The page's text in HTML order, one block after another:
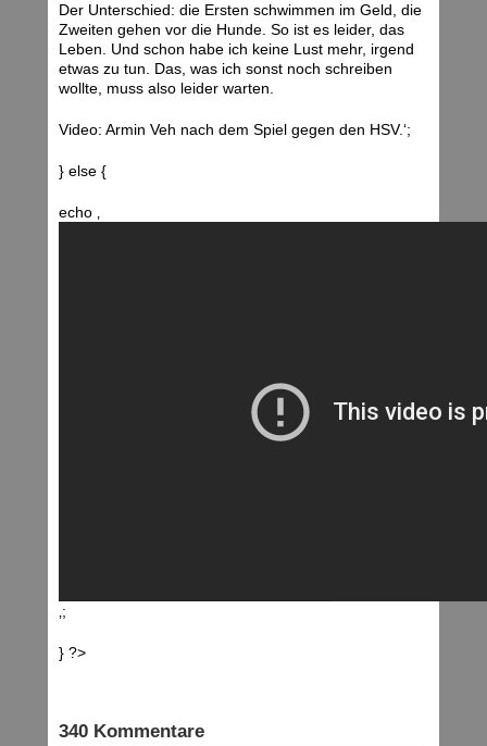
Der Unterschied: die Ersten schwimmen im Geld, die
Zweiten gehen vor die Hunde. So ist es leider, das
Leben. Und schon habe ich keine Lust mehr, irgend
etwas zu tun. Das, was ich sonst noch schreiben
wollte, muss also leider warten.
Video: Armin Veh nach dem Spiel gegen den HSV.‘;
} else {
echo ‚
‚;
} ?>
340 Kommentare